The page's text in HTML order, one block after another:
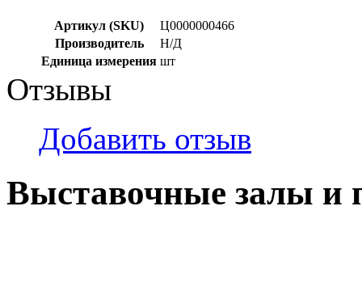
Артикул (SKU)
Ц0000000466
Производитель
Н/Д
Единица измерения шт
Отзывы
Добавить отзыв
Выставочные залы и